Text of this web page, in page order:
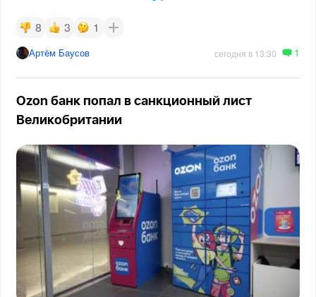
8 3 1
Артём Баусов сегодня в 13:30 1
Ozon банк попал в санкционный лист
Великобритании